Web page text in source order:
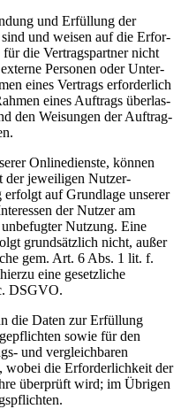
und Erfüllung der
und weisen auf die Erfor­
die Vertrags­partner nicht
Personen oder Unter­
eines Vertrags erfor­derlich
eines Auftrags überlas­
den Weisungen der Auftrag­
Online­dienste, können
der jewei­ligen Nutzer­
auf Grundlage unserer
der Nutzer am
Nutzung. Eine
grund­sätzlich nicht, außer
gem. Art. 6 Abs. 1 lit. f.
eine gesetz­liche
DSGVO.
die Daten zur Erfüllung
sowie für den
und vergleich­baren
wobei die Erfor­der­lichkeit der
überprüft wird; im Übrigen